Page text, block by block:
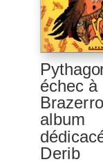
échec à
album
Derib